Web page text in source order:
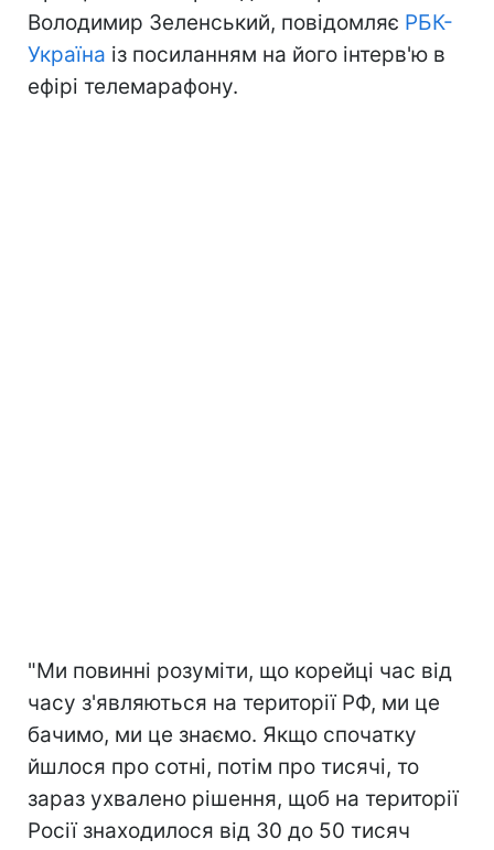
Володимир Зеленський, повідомляє РБК-
Україна із посиланням на його інтерв'ю в
ефірі телемарафону.
"Ми повинні розуміти, що корейці час від
часу з'являються на території РФ, ми це
бачимо, ми це знаємо. Якщо спочатку
йшлося про сотні, потім про тисячі, то
зараз ухвалено рішення, щоб на території
Росії знаходилося від 30 до 50 тисяч